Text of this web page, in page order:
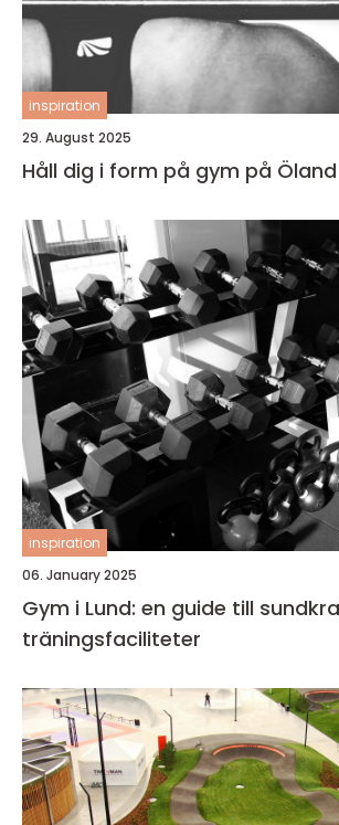
inspiration
29. August 2025
Håll dig i form på gym på Öland
inspiration
06. January 2025
Gym i Lund: en guide till
träningsfaciliteter